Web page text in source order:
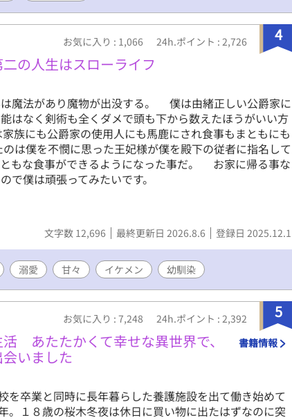
4
お気に入り : 1,066 24h.ポイント : 2,726
の人生はスローライフ
魔法があり魔物が出没する。 僕は由緒正しい公爵家に
はなく剣術も全くダメで頭も下から数えたほうがいい方
族にも公爵家の使用人にも馬鹿にされ食事もまともにも
は僕を不憫に思った王妃様が僕を殿下の従者に指名して
もな食事ができるようになった事だ。 お家に帰る事な
うので僕は頑張ってみたいです。
文字数 12,696 最終更新日 2026.8.6 登録日 2025.12.1
溺愛 甘々 イケメン 幼馴染
5
お気に入り : 7,248 24h.ポイント : 2,392
あたたかくて幸せな異世界で、
いました
書籍情報
を卒業と同時に長年暮らした養護施設を出て働き始めて
。１８歳の桜木冬夜は休日に買い物に出たはずなのに突